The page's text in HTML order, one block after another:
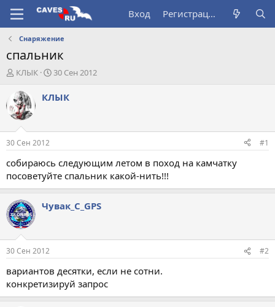
Вход Регистрация
Снаряжение
спальник
А
т
о
р
т
е
м
ы
КЛЫК
Д
т
а
30 Сен 2012
КЛЫК
30 Сен 2012 #1
собираюсь следующим летом в поход на камчатку
посоветуйте спальник какой-нить!!!
Чувак_С_GPS
30 Сен 2012 #2
вариантов десятки, если не сотни.
конкретизируй запрос